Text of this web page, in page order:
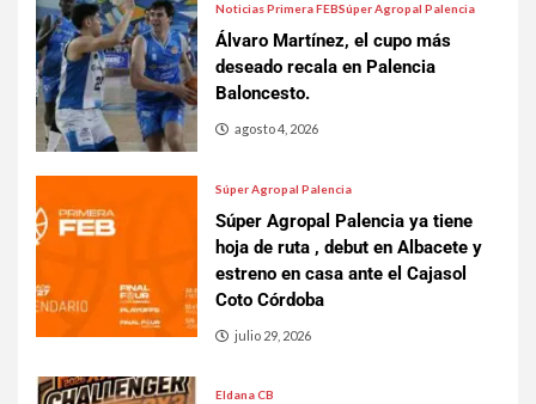
Noticias Primera FEBSúper Agropal Palencia
Álvaro Martínez, el cupo más
deseado recala en Palencia
Baloncesto.
agosto 4, 2026
Súper Agropal Palencia
Súper Agropal Palencia ya tiene
hoja de ruta , debut en Albacete y
estreno en casa ante el Cajasol
Coto Córdoba
julio 29, 2026
Eldana CB